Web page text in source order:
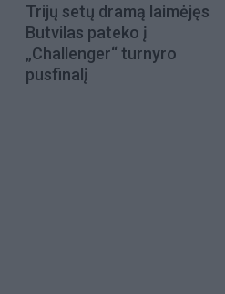
Trijų setų dramą laimėjęs
Butvilas pateko į
„Challenger“ turnyro
pusfinalį